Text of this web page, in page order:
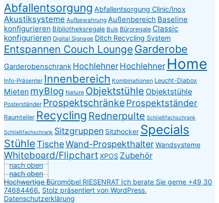
Abfallentsorgung Abfallentsorgung Clinic/Inox
Akustiksysteme Aufbewahrung Außenbereich Baseline
konfigurieren Bibliotheksregale Bulk Büroregale Classic
konfigurieren Digital Signage Ditch Recycling System
Entspannen Couch Lounge Garderobe
Garderobenschrank HochlehnerHochlehner Home
Info-Präsenter Innenbereich Kombinationen Leucht-Diabox
Mieten myBlog Nature Objektstühle Objektstühle
Posterständer ProspektschränkeProspektständer
Raumteiler Recycling Rednerpulte Schließfachschrank
Schließfachschrank Sitzgruppen Sitzhocker Specials
StühleTischeWand-ProspekthalterWandsysteme
Whiteboard/Flipchart XPOS Zubehör
nach oben
nach oben
Hochwertige Büromöbel RIESENRAT Ich berate Sie gerne +49 30
74684466, Stolz präsentiert von WordPress.
Datenschutzerklärung